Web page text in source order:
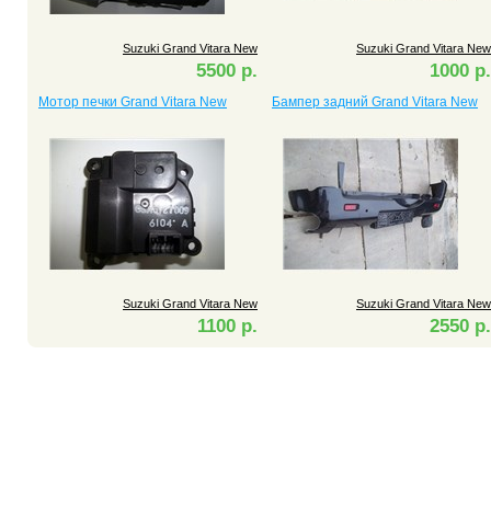
Suzuki Grand Vitara New
5500 р.
Suzuki Grand Vitara New
1000 р.
Мотор печки Grand Vitara New
Suzuki Grand Vitara New
1100 р.
Бампер задний Grand Vitara New
Suzuki Grand Vitara New
2550 р.